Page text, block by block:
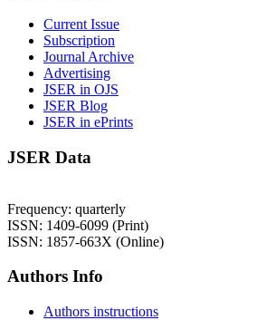
Current Issue
Subscription
Journal Archive
Advertising
JSER in OJS
JSER Blog
JSER in ePrints
JSER Data
Frequency: quarterly
ISSN: 1409-6099 (Print)
ISSN: 1857-663X (Online)
Authors Info
Authors instructions